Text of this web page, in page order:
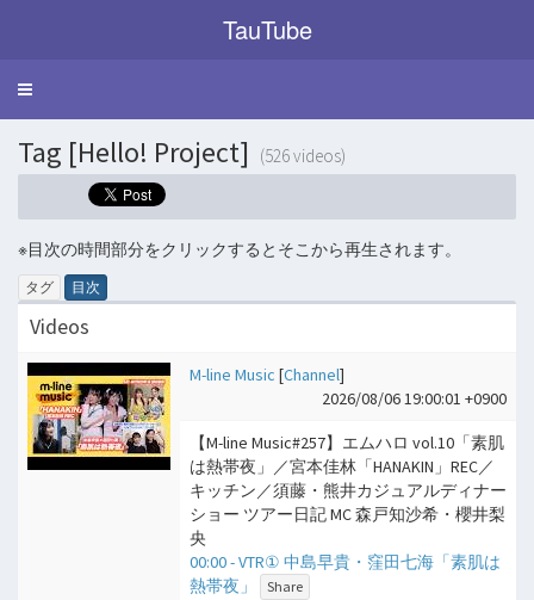
TauTube
Toggle
Tag [Hello! Project] (526 videos)
※目次の時間部分をクリックするとそこから再生されます。
タグ 目次
Videos
M-line Music [Channel]
2026/08/06 19:00:01 +0900
【M-line Music#257】エムハロ vol.10「素肌
は熱帯夜」／宮本佳林「HANAKIN」REC／
キッチン／須藤・熊井カジュアルディナー
ショー ツアー日記 MC 森戸知沙希・櫻井梨
央
00:00 - VTR① 中島早貴・窪田七海「素肌は
熱帯夜」
Share